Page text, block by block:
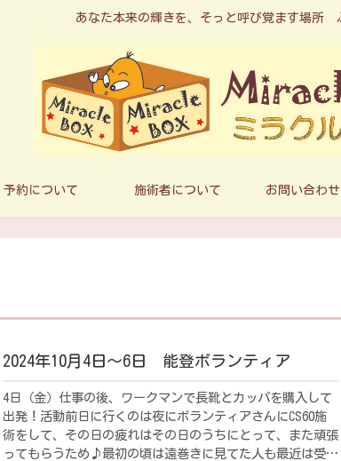
あなた本来の輝きを、そっと呼び覚ます場所
約について 施術者について お問い合わ
2024年10月4日～6日 能登ボランティア
4日（金）仕事の後、ワークマンで長靴とカッパを購入して
出発！活動前日に行くのは夜にボランティアさんにCS60施
術をして、その日の疲れはその日のうちにとって、また頑張
ってもらうため♪最初の頃は遠巻きに見てた人も最近は受け